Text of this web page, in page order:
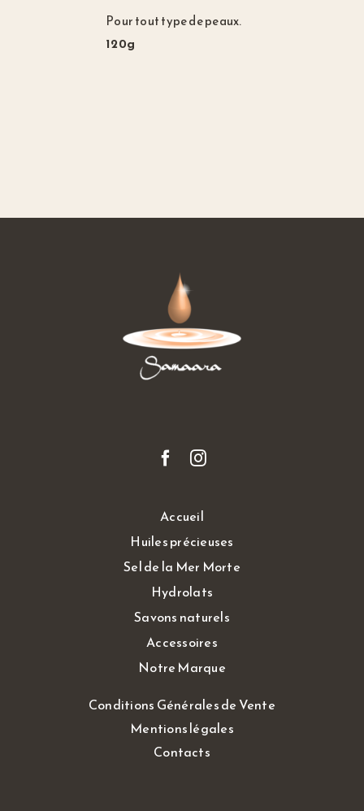
Pour tout type de peaux.
120g
Conditions Générales de Vente
Mentions légales
Contacts
Accueil
Huiles précieuses
Sel de la Mer Morte
Hydrolats
Savons naturels
Accessoires
Notre Marque